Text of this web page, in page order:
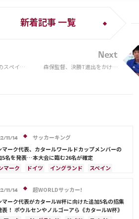
スペイン
新着記事 一覧
Next
森保監督、決勝T進出をかけて
11/14
サッカーキング
マーク代表、カタールワールドカップメンバーの
5名を発表…本大会に臨む26名が確定
マーク
ドイツ イングランド
スペイン
スティアン・エリクセン
ベルギー
ストラリア
11/14
超WORLDサッカー!
マーク代表がカタールW杯に向けた追加5名の招集
表！ ポウルセンやノルゴーアら《カタールW杯》